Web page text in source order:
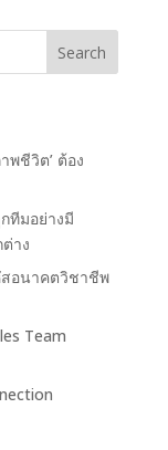
Search
พชีวิต’ ต้อง
ทีมอย่างมี
าง
สอนาคตวิชาชีพ
Team